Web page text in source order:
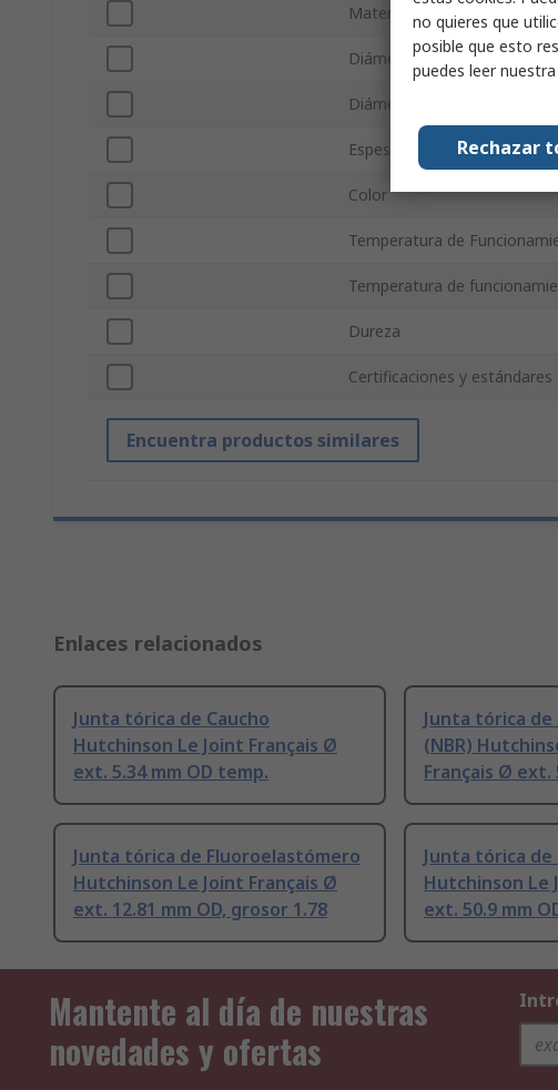
Material
Diámetro interior
Diámetro exterior
Espesor
Color
Temperatura de
Temperatura de
Dureza
Certificaciones y estándares
Encuentra productos similares
Enlaces relacionados
Junta tórica de Caucho
Hutchinson Le Joint Français Ø
ext. 5.34 mm OD temp.
Junta tórica
(NBR)
Français Ø ext.
Junta tórica de Fluoroelastómero
Hutchinson Le Joint Français Ø
ext. 12.81 mm OD, grosor 1.78
Junta tórica
Hutchinson Le
ext. 50.9 mm
Mantente al día de nuestras
novedades y ofertas
no quieres que
posible que esto
puedes leer nuestra
Rechazar